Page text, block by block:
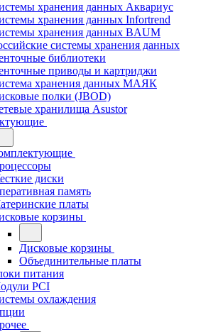
хранения данных Аквариус
хранения данных Infortrend
хранения данных BAUM
системы хранения данных
библиотеки
приводы и картриджи
хранения данных МАЯК
полки (JBOD)
хранилища Asustor
диски
память
платы
корзины
Дисковые корзины
Объединительные платы
питания
PCI
охлаждения